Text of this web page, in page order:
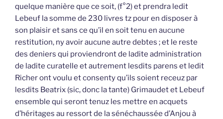
quelque manière que ce soit, (f°2) et prendra ledit
Lebeuf la somme de 230 livres tz pour en disposer à
son plaisir et sans ce qu’il en soit tenu en aucune
restitution, ny avoir aucune autre debtes ; et le reste
des deniers qui proviendront de ladite administration
de ladite curatelle et autrement lesdits parens et ledit
Richer ont voulu et consenty qu’ils soient receuz par
lesdits Beatrix (sic, donc la tante) Grimaudet et Lebeuf
ensemble qui seront tenuz les mettre en acquets
d’héritages au ressort de la sénéchaussée d’Anjou à